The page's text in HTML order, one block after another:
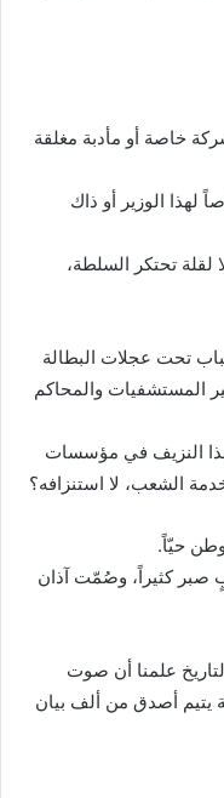
خاصة أو مأدبة مغلقة
لهذا الوزير أو ذاك
تحتكر السلطة،
تحت عجلات البطالة
المستشفيات والمحاكم
النزيف في مؤسسات
الشعب، لا استنزافه؟
حيّاً.
صبر كثيراً، وصُمّت آذان
علمنا أن صوت
يتيم أصدق من ألف بيان